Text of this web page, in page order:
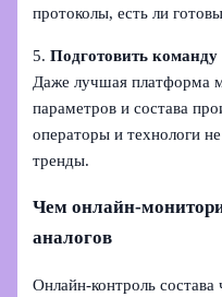
протоколы, есть ли
5.Подготовить команду
Даже лучшая платформа
параметров и состава
операторы и технологи
тренды.
Чем
аналогов
Онлайн‑контроль